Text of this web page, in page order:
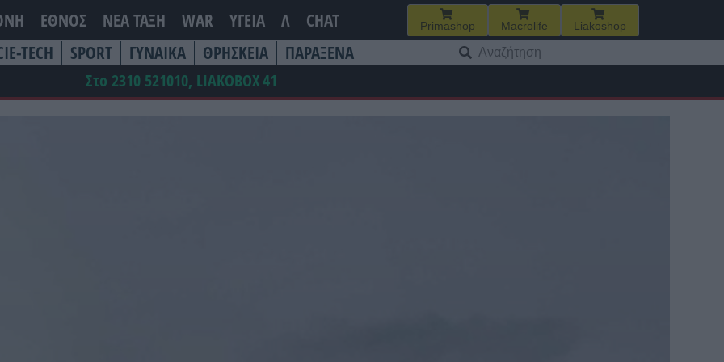
ΕΘΝΟΣ ΝΕΑ ΤΆΞΗ WAR ΥΓΕΙΑ Λ CHAT Primashop Macrolife Liakoshop
TECH SPORT ΓΥΝΑΙΚΑ ΘΡΗΣΚΕΙΑ ΠΑΡΑΞΕΝΑ
για:
Στο 2310 521010, LIAKOBOX41